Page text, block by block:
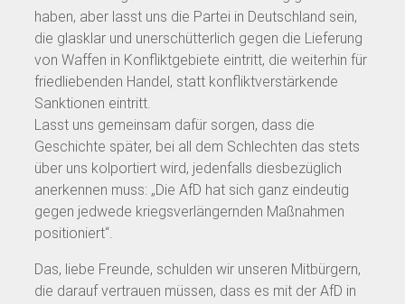
haben, aber lasst uns die Partei in Deutschland sein,
die glasklar und unerschütterlich gegen die Lieferung
von Waffen in Konfliktgebiete eintritt, die weiterhin für
friedliebenden Handel, statt konfliktverstärkende
Sanktionen eintritt.
Lasst uns gemeinsam dafür sorgen, dass die
Geschichte später, bei all dem Schlechten das stets
über uns kolportiert wird, jedenfalls diesbezüglich
anerkennen muss: „Die AfD hat sich ganz eindeutig
gegen jedwede kriegsverlängernden Maßnahmen
positioniert“.
Das, liebe Freunde, schulden wir unseren Mitbürgern,
die darauf vertrauen müssen, dass es mit der AfD in